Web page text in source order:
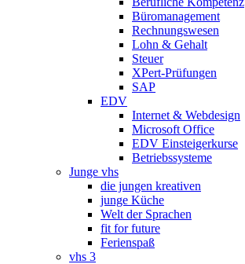
Büromanagement
Rechnungswesen
Lohn & Gehalt
Steuer
XPert-Prüfungen
SAP
EDV
Internet & Webdesign
Microsoft Office
EDV Einsteigerkurse
Betriebssysteme
Junge vhs
die jungen kreativen
junge Küche
Welt der Sprachen
fit for future
Ferienspaß
vhs 3